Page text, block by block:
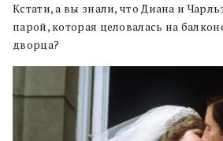
Кстати, а вы знали, что Диана и
парой, которая целовалась на
дворца?